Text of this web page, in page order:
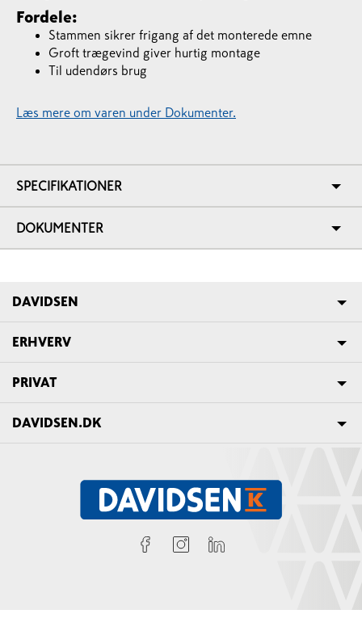
Fordele:
Stammen sikrer frigang af det monterede emne
Groft trægevind giver hurtig montage
Til udendørs brug
Læs mere om varen under Dokumenter.
SPECIFIKATIONER
DOKUMENTER
DAVIDSEN
ERHVERV
PRIVAT
DAVIDSEN.DK